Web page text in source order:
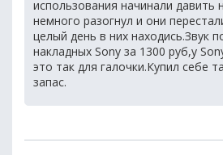
использования начинали давить
немного разогнул и они
целый день в них находись.Звук
накладных Sony за 1300 руб,у
это так для галочки.Купил себе
запас.